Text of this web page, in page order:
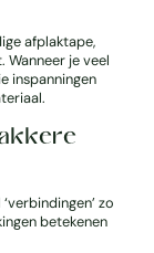
afplaktape,
je veel
inspanningen
zo
betekenen